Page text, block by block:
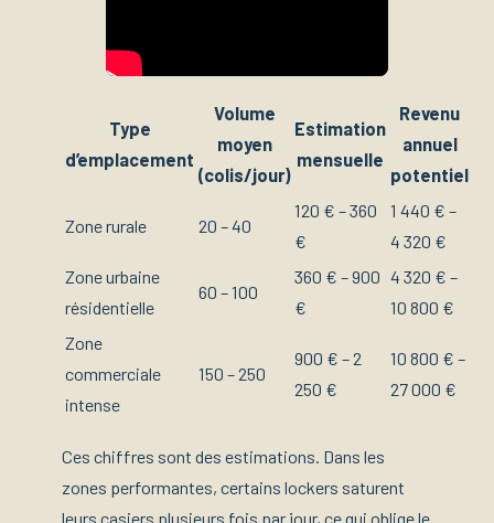
Type
d’emplacement
Volume
moyen
(colis/jour)
Estimation
mensuelle
Revenu
annuel
potentiel
Zone rurale 20 – 40
120 € – 360
€
1 440 € –
4 320 €
Zone urbaine
résidentielle
60 – 100
360 € – 900
€
4 320 € –
10 800 €
Zone
commerciale
intense
150 – 250
900 € – 2
250 €
10 800 € –
27 000 €
Ces chiffres sont des estimations. Dans les
zones performantes, certains lockers saturent
leurs casiers plusieurs fois par jour, ce qui oblige le